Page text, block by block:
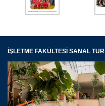
İŞLETME FAKÜLTESİ SANAL TUR